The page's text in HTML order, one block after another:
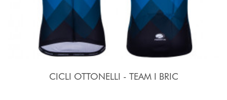
CICLI OTTONELLI - TEAM I BRIC